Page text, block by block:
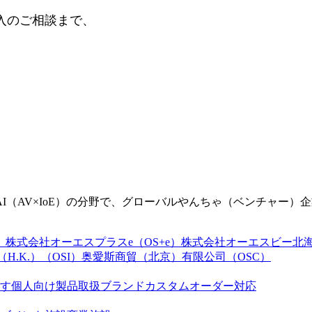
ご相談まで、
AV×IoE）の分野で、グローバルやんちゃ（ベンチャー）
株式会社オーエスプラスe（OS+e） 株式会社オーエスビー北
H.K.）（OSI） 奥愛斯商貿（北京）有限公司（OSC）
個人向け製品取扱ブランド カスタムオーダー対応